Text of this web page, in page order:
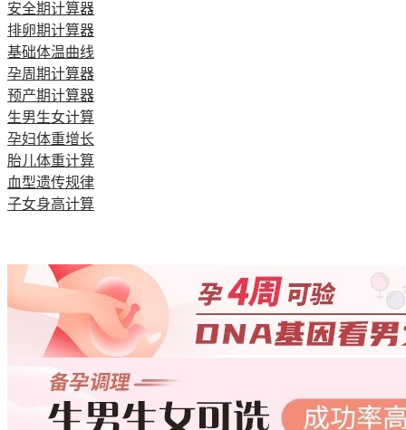
安全期计算器
排卵期计算器
基础体温曲线
孕周期计算器
预产期计算器
生男生女计算
孕妇体重增长
胎儿体重计算
血型遗传规律
子女身高计算